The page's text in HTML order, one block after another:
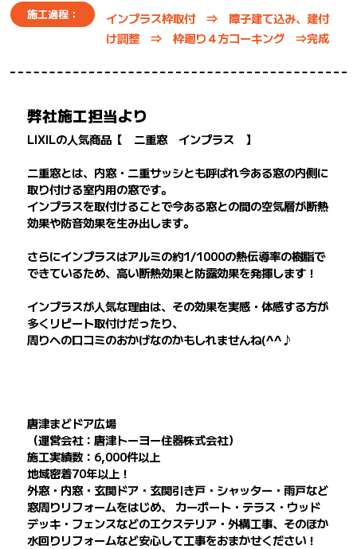
施工過程：
インプラス枠取付 ⇒ 障子建て込み、建付
け調整 ⇒ 枠廻り４方コーキング ⇒完成
弊社施工担当より
LIXILの人気商品【 二重窓 インプラス 】
二重窓とは、内窓・二重サッシとも呼ばれ今ある窓の内側に
取り付ける室内用の窓です。
インプラスを取付けることで今ある窓との間の空気層が断熱
効果や防音効果を生み出します。
さらにインプラスはアルミの約1/1000の熱伝導率の樹脂で
できているため、高い断熱効果と防露効果を発揮します！
インプラスが人気な理由は、その効果を実感・体感する方が
多くリピート取付けだったり、
周りへの口コミのおかげなのかもしれませんね(^^♪
唐津まどドア広場
（運営会社：唐津トーヨー住器株式会社）
施工実績数：6,000件以上
地域密着70年以上！
外窓・内窓・玄関ドア・玄関引き戸・シャッター・雨戸など
窓周りリフォームをはじめ、 カーポート・テラス・ウッド
デッキ・フェンスなどのエクステリア・外構工事、そのほか
水回りリフォームなど安心して工事をおまかせください！